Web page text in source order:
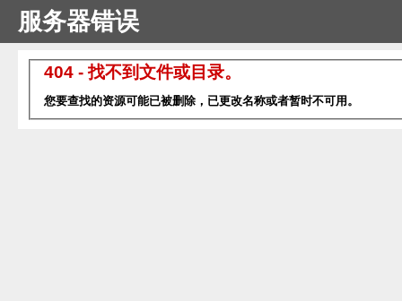
服务器错误
404 - 找不到文件或目录。
您要查找的资源可能已被删除，已更改名称或者暂时不可用。